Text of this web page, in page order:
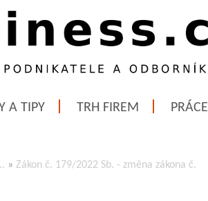
A TIPY TRH FIREM PRÁCE
» Zákon č. 179/2022 Sb. - změna zákona č.